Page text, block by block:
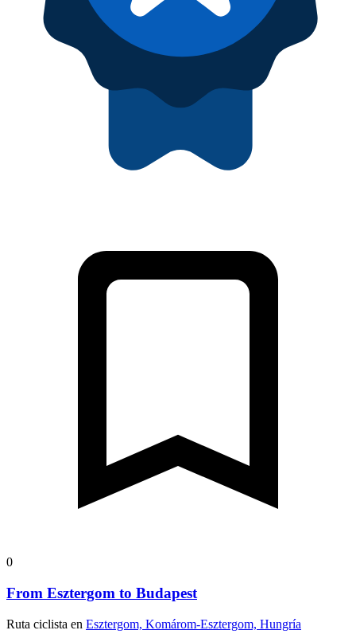
0
From Esztergom to Budapest
Ruta ciclista en Esztergom, Komárom-Esztergom, Hungría